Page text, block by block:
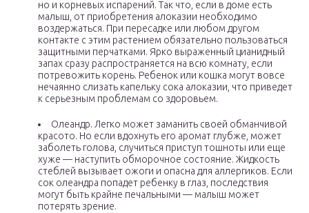
но и корневых испарений. Так что, если в доме есть
малыш, от приобретения алоказии необходимо
воздержаться. При пересадке или любом другом
контакте с этим растением обязательно пользоваться
защитными перчатками. Ярко выраженный цианидный
запах сразу распространяется на всю комнату, если
потревожить корень. Ребенок или кошка могут вовсе
нечаянно слизать капельку сока алоказии, что приведет
к серьезным проблемам со здоровьем.
Олеандр. Легко может заманить своей обманчивой
красото. Но если вдохнуть его аромат глубже, может
заболеть голова, случиться приступ тошноты или еще
хуже — наступить обморочное состояние. Жидкость
стеблей вызывает ожоги и опасна для аллергиков. Если
сок олеандра попадет ребенку в глаз, последствия
могут быть крайне печальными — малыш может
потерять зрение.